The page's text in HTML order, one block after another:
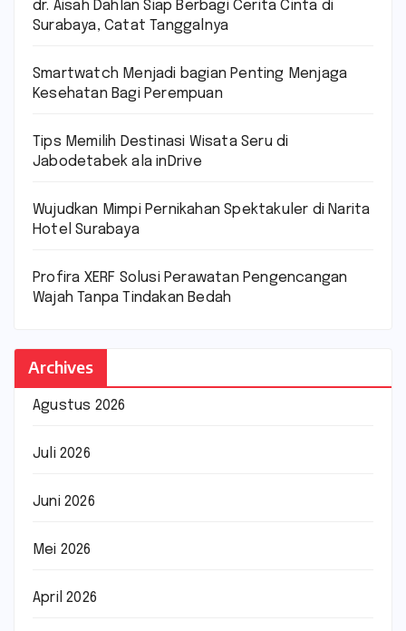
dr. Aisah Dahlan Siap Berbagi Cerita Cinta di
Surabaya, Catat Tanggalnya
Smartwatch Menjadi bagian Penting Menjaga
Kesehatan Bagi Perempuan
Tips Memilih Destinasi Wisata Seru di
Jabodetabek ala inDrive
Wujudkan Mimpi Pernikahan Spektakuler di Narita
Hotel Surabaya
Profira XERF Solusi Perawatan Pengencangan
Wajah Tanpa Tindakan Bedah
Archives
Agustus 2026
Juli 2026
Juni 2026
Mei 2026
April 2026